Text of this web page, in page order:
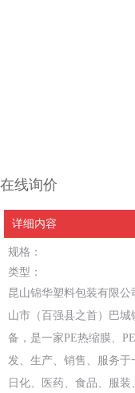
在线询价
详细内容
规格：
类型：
昆山锦华塑料包装有限
山市（百强县之首）巴
备，是一家PE热缩膜、PE
发、生产、销售、服务于
日化、医药、食品、服装